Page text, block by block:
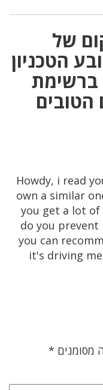
של
הטכניון
ברשימת
הטובים
Howdy, i read
own a similar
you get a lot of
do you
you can
it's driving
מסומנים *